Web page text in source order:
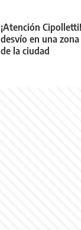
¡Atención
desvío en una
de la ciudad